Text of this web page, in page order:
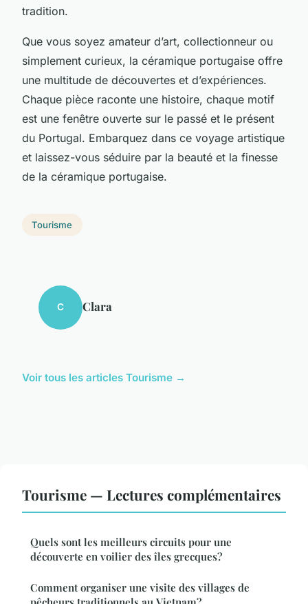
tradition.
Que vous soyez amateur d’art, collectionneur ou
simplement curieux, la céramique portugaise offre
une multitude de découvertes et d’expériences.
Chaque pièce raconte une histoire, chaque motif
est une fenêtre ouverte sur le passé et le présent
du Portugal. Embarquez dans ce voyage artistique
et laissez-vous séduire par la beauté et la finesse
de la céramique portugaise.
Tourisme
C Clara
Voir tous les articles Tourisme →
Tourisme — Lectures complémentaires
Quels sont les meilleurs circuits pour une
découverte en voilier des îles grecques?
Comment organiser une visite des villages de